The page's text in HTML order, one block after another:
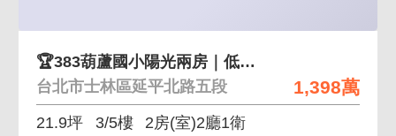
1,398萬
🏆383葫蘆國小陽光兩房｜低樓層住辦美寓
台北市士林區延平北路五段
21.9坪 3/5樓 2房(室)2廳1衛